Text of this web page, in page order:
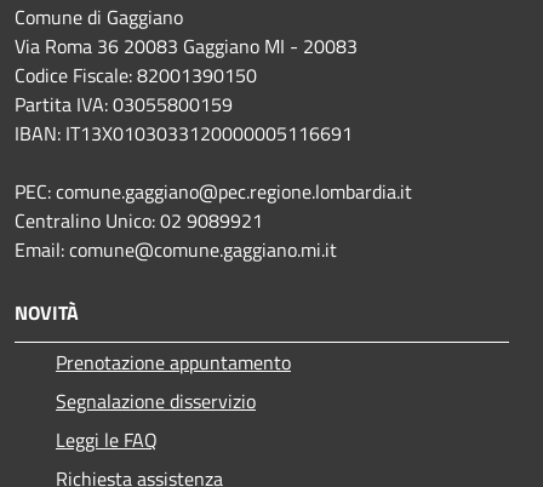
Comune di Gaggiano
Via Roma 36 20083 Gaggiano MI - 20083
Codice Fiscale: 82001390150
Partita IVA: 03055800159
IBAN: IT13X0103033120000005116691
PEC: comune.gaggiano@pec.regione.lombardia.it
Centralino Unico: 02 9089921
Email: comune@comune.gaggiano.mi.it
NOVITÀ
Prenotazione appuntamento
Segnalazione disservizio
Leggi le FAQ
Richiesta assistenza